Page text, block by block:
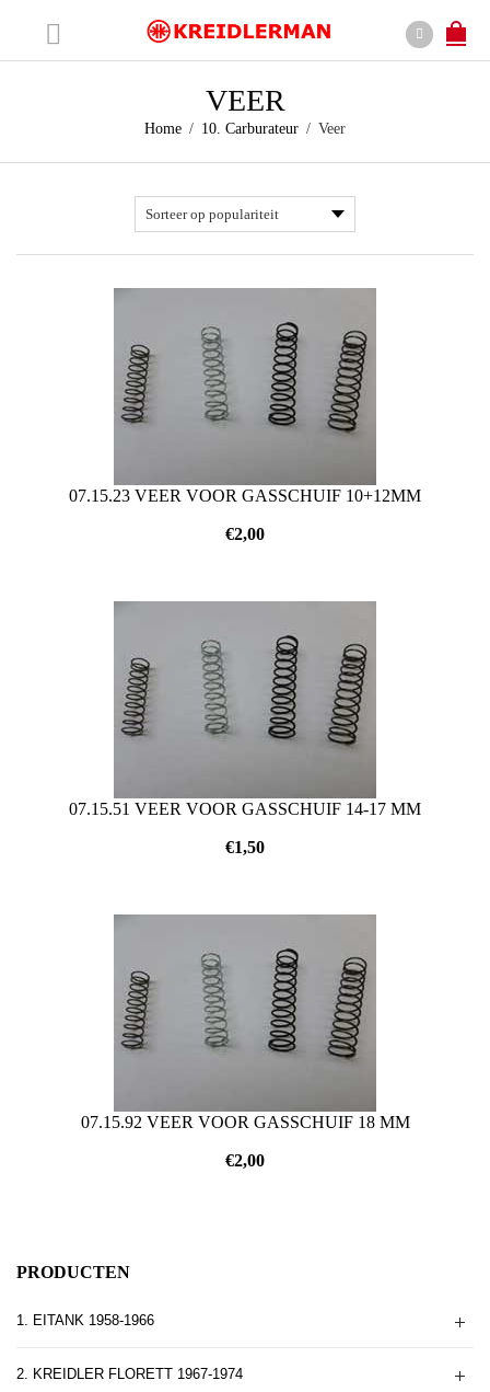
VEER
Home / 10. Carburateur / Veer
07.15.23 VEER VOOR GASSCHUIF 10+12MM
€2,00
07.15.51 VEER VOOR GASSCHUIF 14-17 MM
€1,50
07.15.92 VEER VOOR GASSCHUIF 18 MM
€2,00
PRODUCTEN
1. EITANK 1958-1966
2. KREIDLER FLORETT 1967-1974